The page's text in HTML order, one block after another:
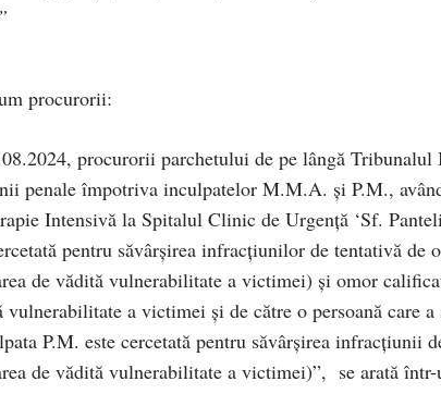
procurorii:
procurorii parchetului de pe lângă Tribunalul
penale împotriva inculpatelor M.M.A. şi P.M.,
Intensivă la Spitalul Clinic de Urgenţă ‘Sf.
pentru săvârşirea infracţiunilor de tentativă de
de vădită vulnerabilitate a victimei) şi omor
vulnerabilitate a victimei şi de către o persoană care
P.M. este cercetată pentru săvârşirea infracţiunii
de vădită vulnerabilitate a victimei)”, se arată